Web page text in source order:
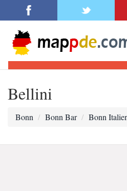
Bellini
Bonn Bonn Bar Bonn